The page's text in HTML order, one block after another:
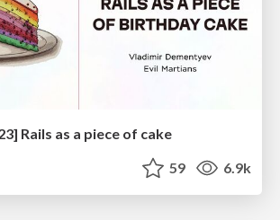
Rails as a piece of cake
59 6.9k